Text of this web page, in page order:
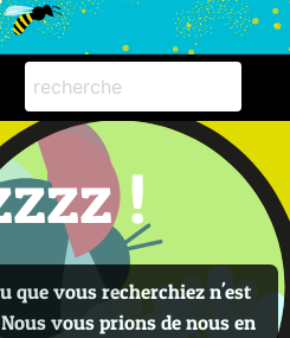
!
que vous recherchiez n'est
vous prions de nous en